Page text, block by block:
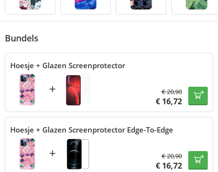
Bundels
Hoesje + Glazen Screenprotector
+ €20,90
€ 16,72
Hoesje + Glazen Screenprotector Edge-To-Edge
+ €20,90
€ 16,72